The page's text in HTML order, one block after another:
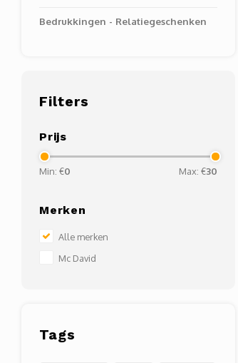
Bedrukkingen - Relatiegeschenken
Filters
Prijs
Min: €0 Max: €30
Merken
Alle merken
Mc David
Tags